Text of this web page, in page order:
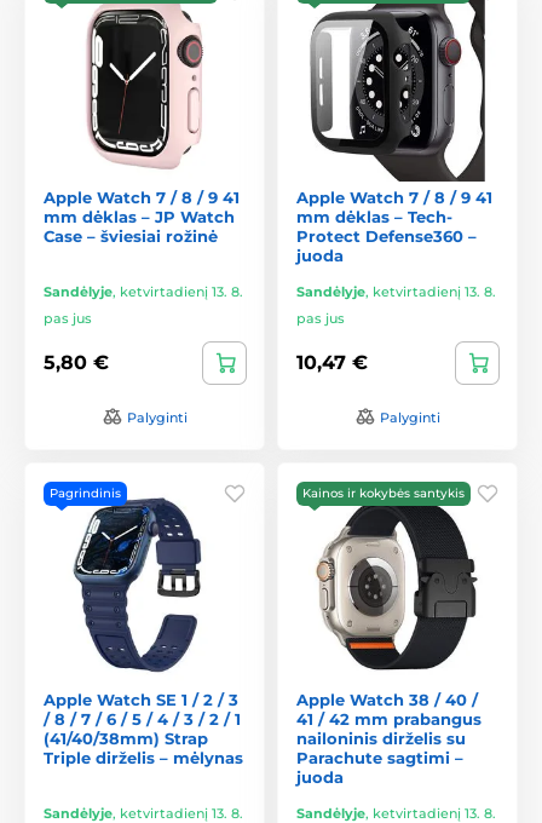
Apple Watch 7 / 8 / 9 41
mm dėklas – JP Watch
Case – šviesiai rožinė
Sandėlyje, ketvirtadienį 13. 8.
pas jus
5,80 €
Palyginti
Apple Watch 7 / 8 / 9 41
mm dėklas – Tech-
Protect Defense360 –
juoda
Sandėlyje, ketvirtadienį 13. 8.
pas jus
10,47 €
Palyginti
Pagrindinis
Apple Watch SE 1 / 2 / 3
/ 8 / 7 / 6 / 5 / 4 / 3 / 2 / 1
(41/40/38mm) Strap
Triple dirželis – mėlynas
Sandėlyje, ketvirtadienį 13. 8.
Kainos ir kokybės santykis
Apple Watch 38 / 40 /
41 / 42 mm prabangus
nailoninis dirželis su
Parachute sagtimi –
juoda
Sandėlyje, ketvirtadienį 13. 8.